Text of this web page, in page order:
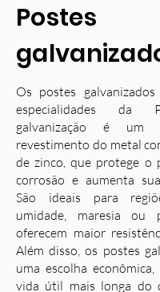
Postes
Os postes
especialidades da
galvanização é um
revestimento do metal
de zinco, que protege o
corrosão e aumenta
São ideais para
umidade, maresia ou
oferecem maior
Além disso, os postes
uma escolha
vida útil mais longa do